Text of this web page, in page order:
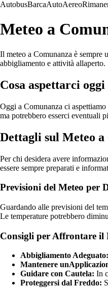
AutobusBarcaAutoAereo
Meteo a
Il meteo a Comunanza è sempre
abbigliamento e attività allaperto.
Cosa aspettarci
Oggi a Comunanza ci
ma potrebbero esserci eventuali
Dettagli sul Meteo a
Per chi desidera avere
essere sempre preparati e
Previsioni del Meteo per
Guardando alle previsioni del
Le temperature potrebbero
Consigli per Affrontare il
Abbigliamento Adeguato:
Mantenere
Guidare con Cautela: In
Proteggersi dal Freddo: